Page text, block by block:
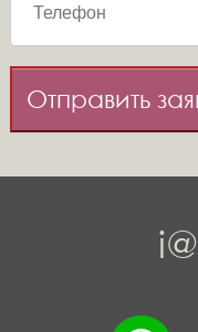
Отправить